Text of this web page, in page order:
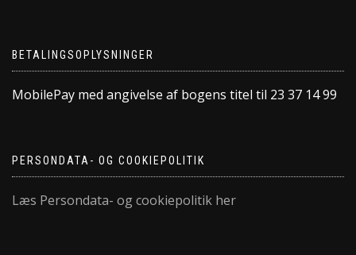
BETALINGSOPLYSNINGER
MobilePay med angivelse af bogens titel til 23 37 14 99
PERSONDATA- OG COOKIEPOLITIK
Læs Persondata- og cookiepolitik her